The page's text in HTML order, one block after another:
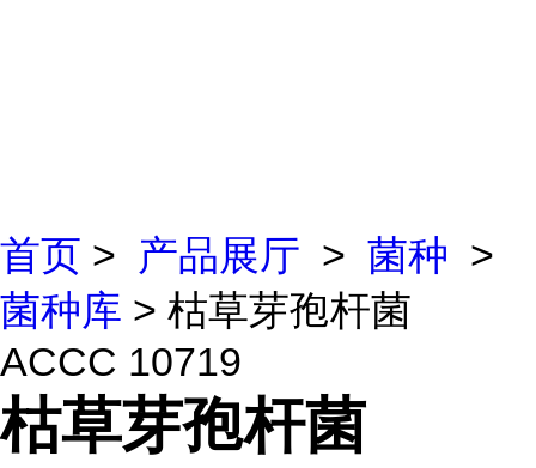
首页 > 产品展厅 > 菌种 >
菌种库 > 枯草芽孢杆菌
ACCC 10719
枯草芽孢杆菌